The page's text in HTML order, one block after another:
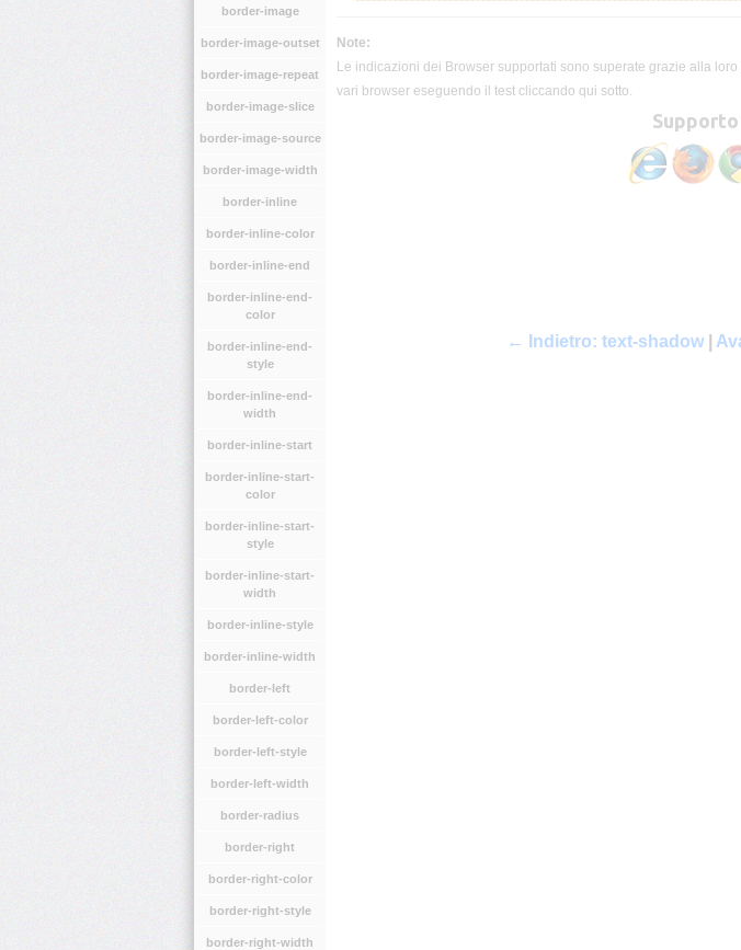
border-image
border-image-outset
border-image-repeat
border-image-slice
border-image-source
border-image-width
border-inline
border-inline-color
border-inline-end
border-inline-end-
color
border-inline-end-
style
border-inline-end-
width
border-inline-start
border-inline-start-
color
border-inline-start-
style
border-inline-start-
width
border-inline-style
border-inline-width
border-left
border-left-color
border-left-style
border-left-width
border-radius
border-right
border-right-color
border-right-style
border-right-width
Note:
Le indicazioni dei Browser supportati sono superate grazie alla
vari browser eseguendo il test cliccando qui sotto.
← Indietro: text-shadow